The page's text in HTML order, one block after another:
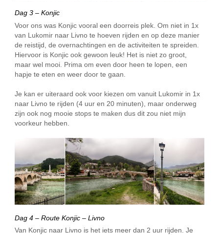
Dag 3 – Konjic
Voor ons was Konjic vooral een doorreis plek. Om niet in 1x
van Lukomir naar Livno te hoeven rijden en op deze manier
de reistijd, de overnachtingen en de activiteiten te spreiden.
Hiervoor is Konjic ook gewoon leuk! Het is niet zo groot,
maar wel mooi. Prima om even door heen te lopen, een
hapje te eten en weer door te gaan.
Je kan er uiteraard ook voor kiezen om vanuit Lukomir in 1x
naar Livno te rijden (4 uur en 20 minuten), maar onderweg
zijn ook nog mooie stops te maken dus dit zou niet mijn
voorkeur hebben.
Dag 4 – Route Konjic – Livno
Van Konjic naar Livno is het iets meer dan 2 uur rijden. Je